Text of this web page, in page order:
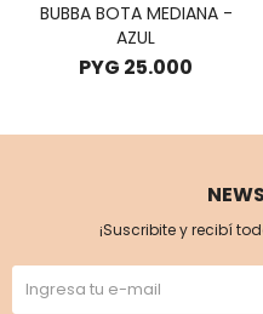
BUBBA BOTA MEDIANA -
AZUL
PYG 25.000
¡Suscribite y recibí